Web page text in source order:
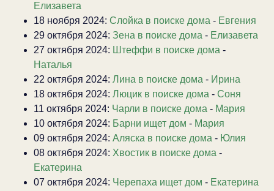
Елизавета
18 ноября 2024: Слойка в поиске дома - Евгения
29 октября 2024: Зена в поиске дома - Елизавета
27 октября 2024: Штеффи в поиске дома -
Наталья
22 октября 2024: Лина в поиске дома - Ирина
18 октября 2024: Люцик в поиске дома - Соня
11 октября 2024: Чарли в поиске дома - Мария
10 октября 2024: Барни ищет дом - Мария
09 октября 2024: Аляска в поиске дома - Юлия
08 октября 2024: Хвостик в поиске дома -
Екатерина
07 октября 2024: Черепаха ищет дом - Екатерина